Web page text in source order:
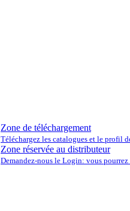
Zone de téléchargement
Téléchargez les catalogues et le profil
Zone réservée au distributeur
Demandez-nous le Login: vous